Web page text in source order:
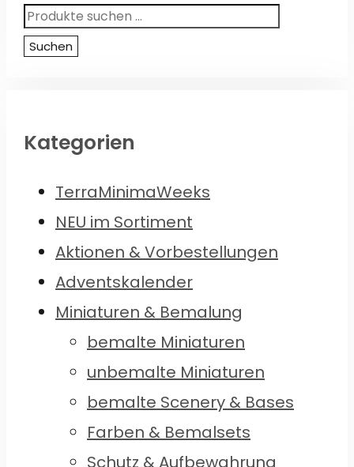
Suchen
nach:
Suchen
Kategorien
TerraMinimaWeeks
NEU im Sortiment
Aktionen & Vorbestellungen
Adventskalender
Miniaturen & Bemalung
bemalte Miniaturen
unbemalte Miniaturen
bemalte Scenery & Bases
Farben & Bemalsets
Schutz & Aufbewahrung